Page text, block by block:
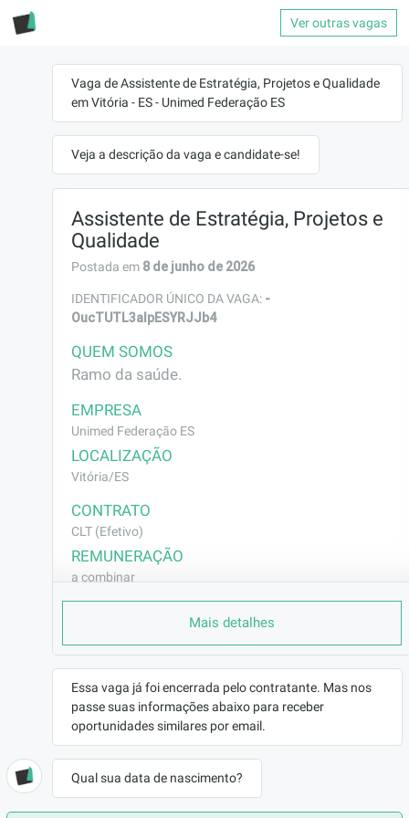
Ver outras vagas
Vaga de Assistente de Estratégia, Projetos e Qualidade
em Vitória - ES - Unimed Federação ES
Veja a descrição da vaga e candidate-se!
Assistente de Estratégia, Projetos e
Qualidade
Postada em 8 de junho de 2026
IDENTIFICADOR ÚNICO DA VAGA: -
OucTUTL3aIpESYRJJb4
QUEM SOMOS
Ramo da saúde.
EMPRESA
Unimed Federação ES
LOCALIZAÇÃO
Vitória/ES
CONTRATO
CLT (Efetivo)
REMUNERAÇÃO
a combinar
VAGA AFIRMATIVA
RAMO DE ATUAÇÃO
Outros
BENEFÍCIOS
a combinar
DESCRIÇÃO
• Rotinas administrativas envolvendo
indicadores, chamados e procedimentos;
Mais detalhes
Essa vaga já foi encerrada pelo contratante. Mas nos
passe suas informações abaixo para receber
oportunidades similares por email.
Qual sua data de nascimento?